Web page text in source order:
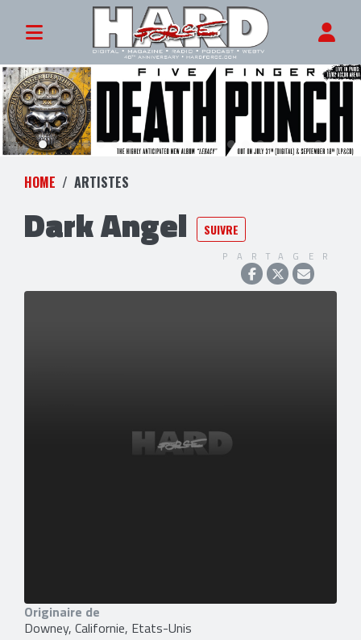
HOME ARTISTES
Dark Angel SUIVRE
PARTAGER
Originaire de
Downey, Californie, Etats-Unis